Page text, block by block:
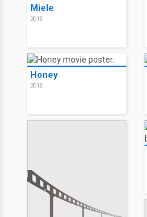
Miele
2013
Honey
2013